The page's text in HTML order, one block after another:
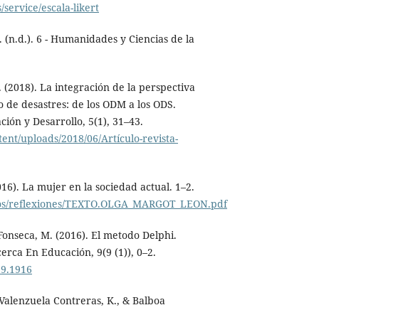
service/escala-likert
(n.d.). 6 - Humanidades y Ciencias de la
(2018). La integración de la perspectiva
desastres: de los ODM a los ODS.
y Desarrollo, 5(1), 31–43.
uploads/2018/06/Artículo-revista-
La mujer en la sociedad actual. 1–2.
TEXTO.OLGA_MARGOT_LEON.pdf
M. (2016). El metodo Delphi.
En Educación, 9(9 (1)), 0–2.
Contreras, K., & Balboa